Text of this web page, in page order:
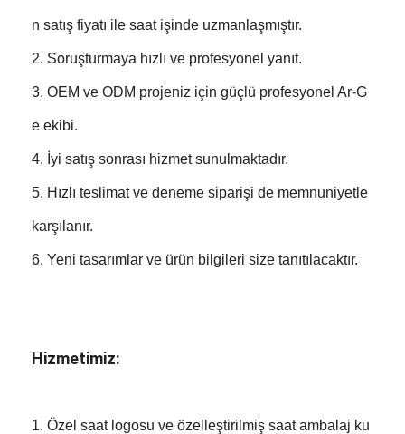
n satış fiyatı ile saat işinde uzmanlaşmıştır.
2. Soruşturmaya hızlı ve profesyonel yanıt.
3. OEM ve ODM projeniz için güçlü profesyonel Ar-G
e ekibi.
4. İyi satış sonrası hizmet sunulmaktadır.
5. Hızlı teslimat ve deneme siparişi de memnuniyetle
karşılanır.
6. Yeni tasarımlar ve ürün bilgileri size tanıtılacaktır.
Hizmetimiz:
1. Özel saat logosu ve özelleştirilmiş saat ambalaj ku